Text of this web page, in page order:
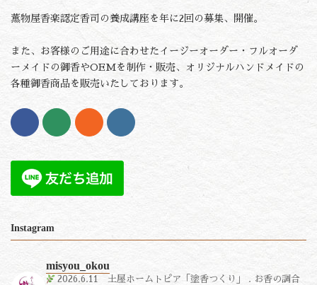
薫物屋香楽認定香司の養成講座を年に2回の募集、開催。
また、お客様のご用途に合わせたイージーオーダー・フルオーダ
ーメイドの御香やOEMを制作・販売、オリジナルハンドメイドの
各種御香商品を販売いたしております。
Instagram
misyou_okou
2026.6.11 土屋ホームトピア「塗香つくり」 . お香の調合